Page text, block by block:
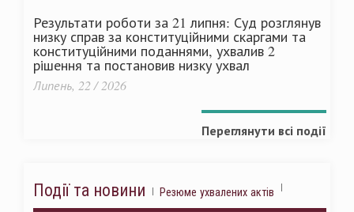
Результати роботи за 21 липня: Суд розглянув
низку справ за конституційними скаргами та
конституційними поданнями, ухвалив 2
рішення та постановив низку ухвал
Липень, 22 / 2026
Переглянути всі події
Події та новини Резюме ухвалених актів